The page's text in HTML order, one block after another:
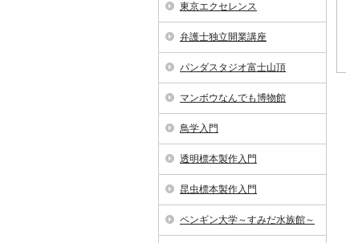
東京エクセレンス
弁護士独立開業講座
パンダスタジオ富士山頂
マンボウなんでも博物館
鳥学入門
透明標本製作入門
昆虫標本製作入門
ペンギン大学～すみだ水族館～